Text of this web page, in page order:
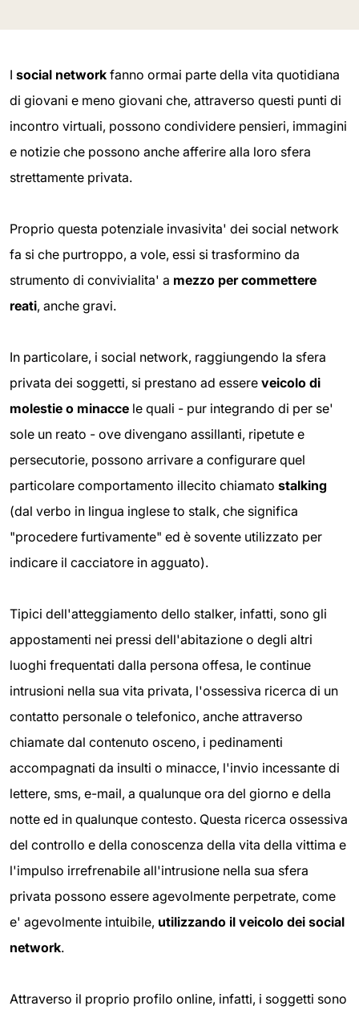
I social network fanno ormai parte della vita quotidiana
di giovani e meno giovani che, attraverso questi punti di
incontro virtuali, possono condividere pensieri, immagini
e notizie che possono anche afferire alla loro sfera
strettamente privata.
Proprio questa potenziale invasivita' dei social network
fa si che purtroppo, a vole, essi si trasformino da
strumento di convivialita' a mezzo per commettere
reati, anche gravi.
In particolare, i social network, raggiungendo la sfera
privata dei soggetti, si prestano ad essere veicolo di
molestie o minacce le quali - pur integrando di per se'
sole un reato - ove divengano assillanti, ripetute e
persecutorie, possono arrivare a configurare quel
particolare comportamento illecito chiamato stalking
(dal verbo in lingua inglese to stalk, che significa
"procedere furtivamente" ed è sovente utilizzato per
indicare il cacciatore in agguato).
Tipici dell'atteggiamento dello stalker, infatti, sono gli
appostamenti nei pressi dell'abitazione o degli altri
luoghi frequentati dalla persona offesa, le continue
intrusioni nella sua vita privata, l'ossessiva ricerca di un
contatto personale o telefonico, anche attraverso
chiamate dal contenuto osceno, i pedinamenti
accompagnati da insulti o minacce, l'invio incessante di
lettere, sms, e-mail, a qualunque ora del giorno e della
notte ed in qualunque contesto. Questa ricerca ossessiva
del controllo e della conoscenza della vita della vittima e
l'impulso irrefrenabile all'intrusione nella sua sfera
privata possono essere agevolmente perpetrate, come
e' agevolmente intuibile, utilizzando il veicolo dei social
network.
Attraverso il proprio profilo online, infatti, i soggetti sono